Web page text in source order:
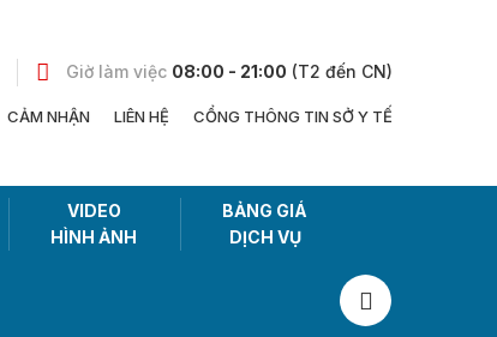
Giờ làm việc 08:00 - 21:00 (T2 đến CN)
CẢM NHẬN LIÊN HỆ CỔNG THÔNG TIN SỞ Y TẾ
VIDEO
HÌNH ẢNH
BẢNG GIÁ
DỊCH VỤ